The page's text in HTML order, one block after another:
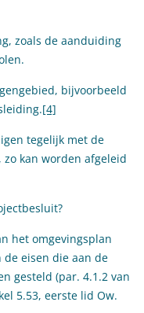
zoals de aanduiding
bijvoorbeeld
[4]
tegelijk met de
kan worden afgeleid
het omgevingsplan
eisen die aan de
gesteld (par. 4.1.2 van
5.53, eerste lid Ow.